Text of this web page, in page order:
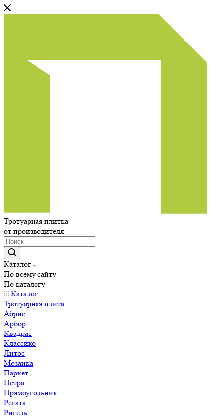
Тротуарная плитка
от производителя
Каталог
По всему сайту
По каталогу
Каталог
Тротуарная плита
Абрис
Арбор
Квадрат
Классико
Литос
Мозаика
Паркет
Петра
Прямоугольник
Регата
Ригель